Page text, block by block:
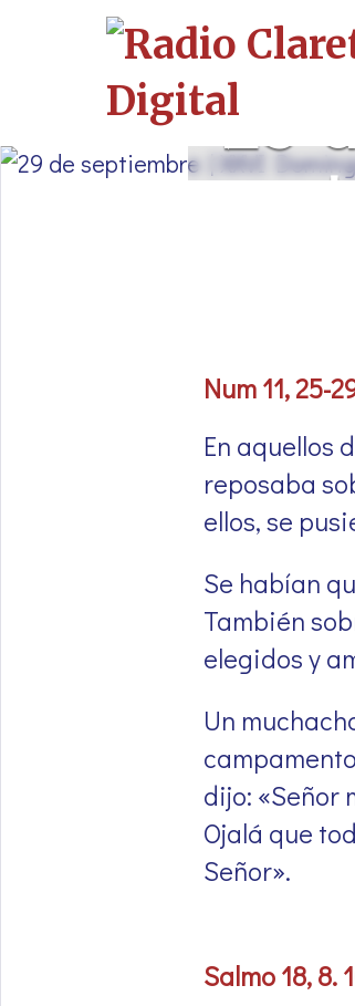
29
Num 11, 25-
En aquellos
reposaba
ellos, se
Se habían
También
elegidos y
Un
dijo: «Señor
Ojalá que
Señor».
Salmo 18, 8.